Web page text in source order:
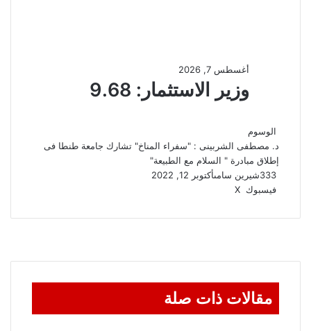
الوسوم
د. مصطفى الشربينى : "سفراء المناخ" تشارك جامعة طنطا فى
إطلاق مبادرة " السلام مع الطبيعة"
شيرين سامىأكتوبر 12, 2022
فيسبوك ‫X
البريد
مقالات ذات صلة